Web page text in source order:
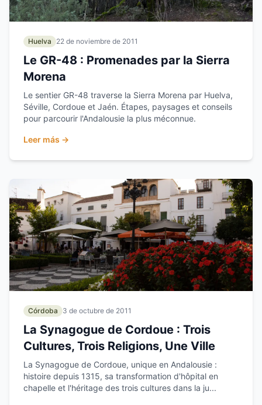
Huelva 22 de noviembre de 2011
Le GR-48 : Promenades par la Sierra
Morena
Le sentier GR-48 traverse la Sierra Morena par Huelva,
Séville, Cordoue et Jaén. Étapes, paysages et conseils
pour parcourir l'Andalousie la plus méconnue.
Leer más →
Córdoba 3 de octubre de 2011
La Synagogue de Cordoue : Trois
Cultures, Trois Religions, Une Ville
La Synagogue de Cordoue, unique en Andalousie :
histoire depuis 1315, sa transformation d'hôpital en
chapelle et l'héritage des trois cultures dans la ju...